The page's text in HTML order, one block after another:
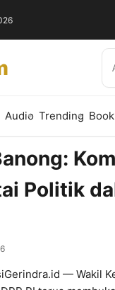
Audio Trending
Politik
— Wakil